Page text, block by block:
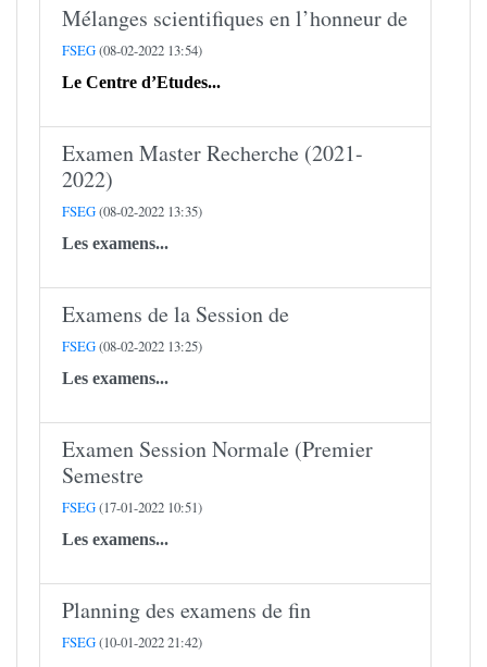
Mélanges scientifiques en l’honneur de
FSEG(08-02-2022 13:54)
Le Centre d’Etudes...
Examen Master Recherche (2021-
2022)
FSEG(08-02-2022 13:35)
Les examens...
Examens de la Session de
FSEG(08-02-2022 13:25)
Les examens...
Examen Session Normale (Premier
Semestre
FSEG(17-01-2022 10:51)
Les examens...
Planning des examens de fin
FSEG(10-01-2022 21:42)